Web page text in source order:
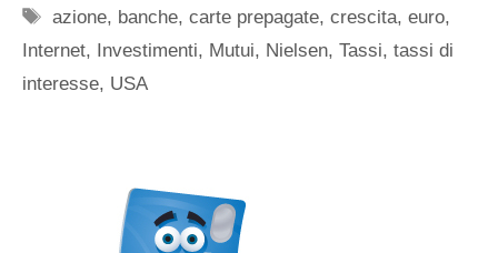
Tag
azione, banche,carte prepagate,crescita,euro,
Internet, Investimenti, Mutui, Nielsen, Tassi, tassi di
interesse, USA